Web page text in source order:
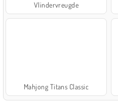
Vlindervreugde
Mahjong Titans Classic